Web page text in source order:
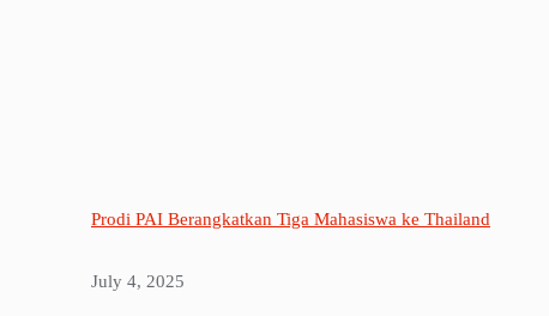
Prodi PAI Berangkatkan Tiga Mahasiswa ke Thailand
July 4, 2025